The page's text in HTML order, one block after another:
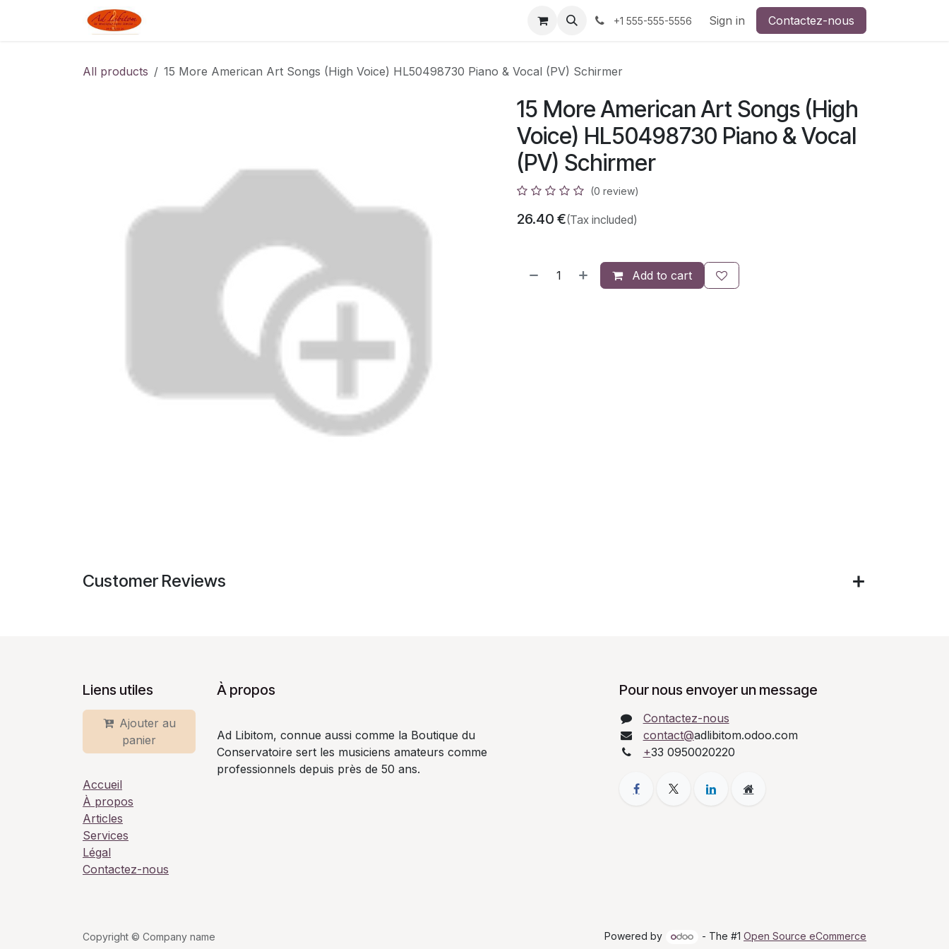
Appointment Contact us +1 555-555-5556 Sign in Contactez-nous
All products 15 More American Art Songs (High Voice) HL50498730 Piano & Vocal (PV) Schirmer
15 More American Art Songs (High
Voice) HL50498730 Piano & Vocal
(PV) Schirmer
(0 review)
26.40 €(Tax included)
Add to cart
Customer Reviews
Liens utiles
Ajouter au
panier
Accueil
À propos
Articles
Services
Légal
Contactez-nous
À propos
Ad Libitom, connue aussi comme la Boutique du
Conservatoire sert les musiciens amateurs comme
professionnels depuis près de 50 ans.
Pour nous envoyer un message
Contactez-nous
contact@adlibitom.odoo.com
+33 0950020220
Copyright © Company name Powered by - The #1 Open Source eCommerce